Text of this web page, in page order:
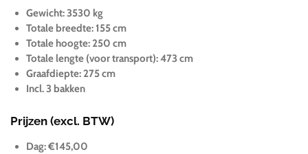
Gewicht: 3530 kg
Totale breedte: 155 cm
Totale hoogte: 250 cm
Totale lengte (voor transport): 473 cm
Graafdiepte: 275 cm
Incl. 3 bakken
Prijzen (excl. BTW)
Dag: €145,00